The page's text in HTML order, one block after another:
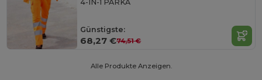
4-IN-1 PARKA
Günstigste:
68,27 €74,51 €
Alle Produkte Anzeigen.